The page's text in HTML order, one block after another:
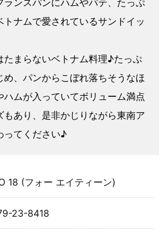
トナムで愛されているサンドイッ
たまらないベトナム料理♪たっぷ
め、パンからこぼれ落ちそうなほ
ハムが入っていてボリューム満点
もあり、是非かじりながら東南ア
ってください♪
18 (フォー エイティーン)
23-8418